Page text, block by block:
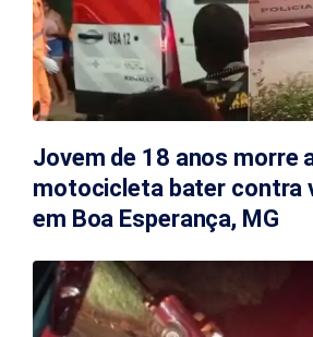
Jovem de 18 anos morre
motocicleta bater contra
em Boa Esperança, MG